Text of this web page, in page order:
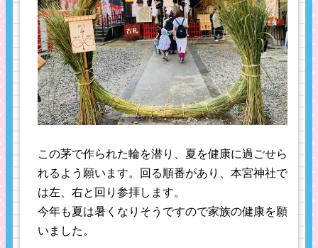
この茅で作られた輪を潜り、夏を健康に過ごせら
れるよう願います。回る順番があり、本宮神社で
は左、右と回り参拝します。
今年も夏は暑くなりそうですので家族の健康を願
いました。